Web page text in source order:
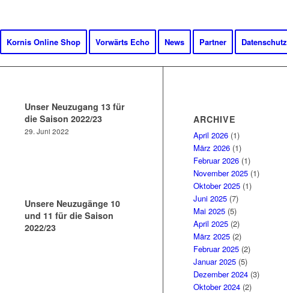
Kornis Online Shop Vorwärts Echo News Partner Datenschutz
Unser Neuzugang 13 für
die Saison 2022/23
29. Juni 2022
Unsere Neuzugänge 10
und 11 für die Saison
2022/23
ARCHIVE
April 2026 (1)
März 2026 (1)
Februar 2026 (1)
November 2025 (1)
Oktober 2025 (1)
Juni 2025 (7)
Mai 2025 (5)
April 2025 (2)
März 2025 (2)
Februar 2025 (2)
Januar 2025 (5)
Dezember 2024 (3)
Oktober 2024 (2)